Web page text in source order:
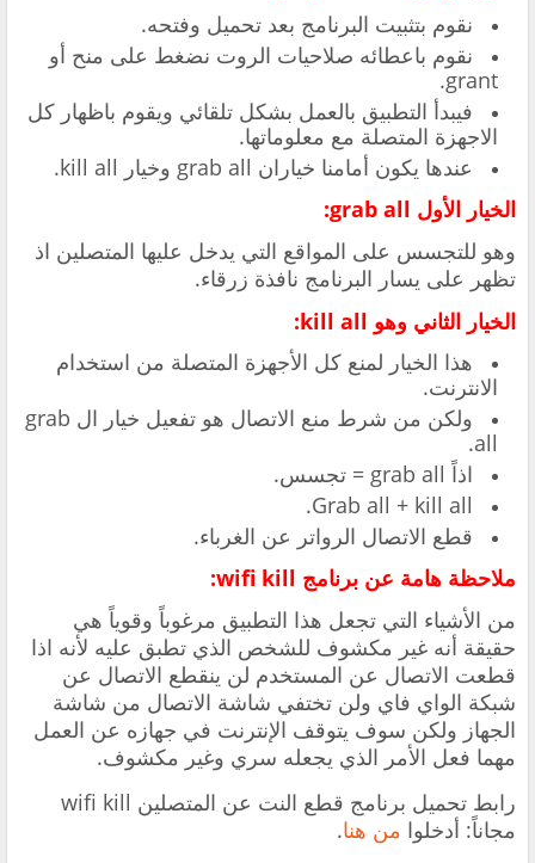
نقوم بتثبيت البرنامج بعد تحميل وفتحه.
نقوم باعطائه صلاحيات الروت نضغط على منح أو
grant.
فيبدأ التطبيق بالعمل بشكل تلقائي ويقوم باظهار كل
الاجهزة المتصلة مع معلوماتها.
عندها يكون أمامنا خياران grab all وخيار kill all.
الخيار الأول grab all:
وهو للتجسس على المواقع التي يدخل عليها المتصلين اذ
تظهر على يسار البرنامج نافذة زرقاء.
الخيار الثاني وهو kill all:
هذا الخيار لمنع كل الأجهزة المتصلة من استخدام
الانترنت.
ولكن من شرط منع الاتصال هو تفعيل خيار ال grab
all.
اذاً grab all = تجسس.
Grab all + kill all.
قطع الاتصال الرواتر عن الغرباء.
ملاحظة هامة عن برنامج wifi kill:
من الأشياء التي تجعل هذا التطبيق مرغوباً وقوياً هي
حقيقة أنه غير مكشوف للشخص الذي تطبق عليه لأنه اذا
قطعت الاتصال عن المستخدم لن ينقطع الاتصال عن
شبكة الواي فاي ولن تختفي شاشة الاتصال من شاشة
الجهاز ولكن سوف يتوقف الإنترنت في جهازه عن العمل
مهما فعل الأمر الذي يجعله سري وغير مكشوف.
رابط تحميل برنامج قطع النت عن المتصلين wifi kill
مجاناً: أدخلوا من هنا.